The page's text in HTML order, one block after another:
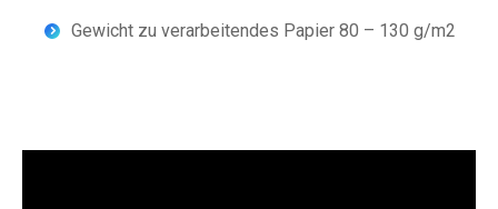
Gewicht zu verarbeitendes Papier 80 – 130 g/m2